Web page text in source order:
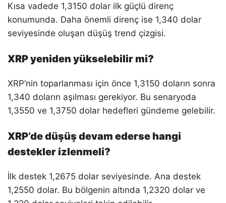
Kısa vadede 1,3150 dolar ilk güçlü direnç
konumunda. Daha önemli direnç ise 1,340 dolar
seviyesinde oluşan düşüş trend çizgisi.
XRP yeniden yükselebilir mi?
XRP’nin toparlanması için önce 1,3150 doların sonra
1,340 doların aşılması gerekiyor. Bu senaryoda
1,3550 ve 1,3750 dolar hedefleri gündeme gelebilir.
XRP’de düşüş devam ederse hangi
destekler izlenmeli?
İlk destek 1,2675 dolar seviyesinde. Ana destek
1,2550 dolar. Bu bölgenin altında 1,2320 dolar ve